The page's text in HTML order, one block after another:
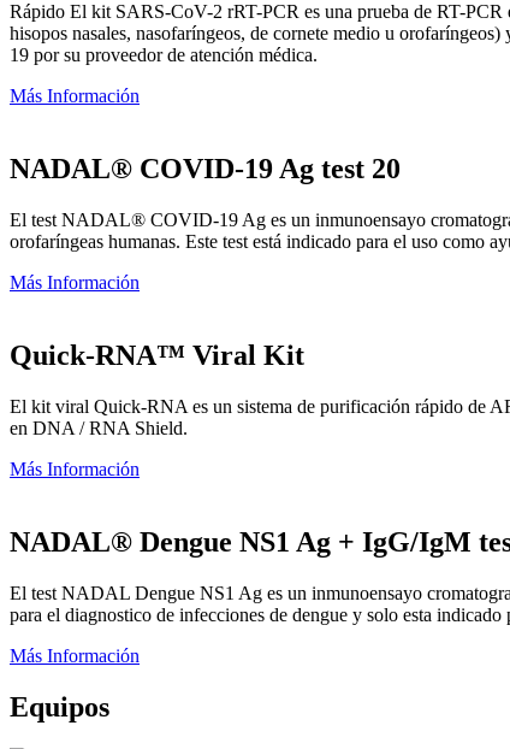
Rápido El kit SARS-CoV-2 rRT-PCR es una prueba de RT-PCR
hisopos nasales, nasofaríngeos, de cornete medio u
19 por su proveedor de atención médica.
Más Información
NADAL® COVID-19 Ag test 20
El test NADAL® COVID-19 Ag es un inmunoensayo
orofaríngeas humanas. Este test está indicado para el uso como
Más Información
Quick-RNA™ Viral Kit
El kit viral Quick-RNA es un sistema de purificación rápido de
en DNA / RNA Shield.
Más Información
NADAL® Dengue NS1 Ag + IgG/IgM
El test NADAL Dengue NS1 Ag es un inmunoensayo
para el diagnostico de infecciones de dengue y solo esta indicado
Más Información
Equipos